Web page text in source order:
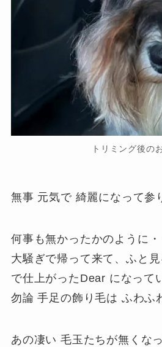
トリミング後の
無事 元気で 綺麗になって参
何事も無かったかのように
大騒ぎで帰って来て、ふと
で仕上がったDear になって
勿論 手足の飾り毛は ふわふ
あの凄い 毛玉たちが無くな